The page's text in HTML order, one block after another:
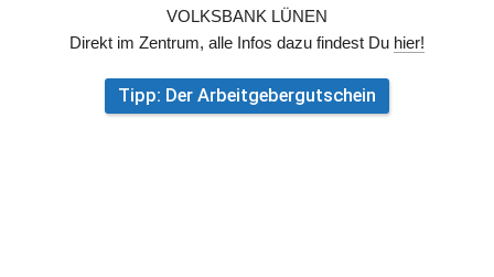
VOLKSBANK LÜNEN
Direkt im Zentrum, alle Infos dazu findest Du hier!
Tipp: Der Arbeitgebergutschein